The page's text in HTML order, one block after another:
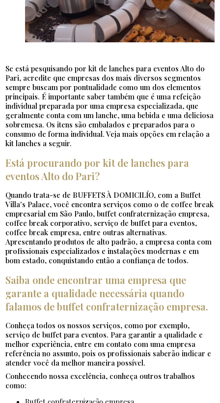
Se está pesquisando por kit de lanches para eventos Alto do
Pari, acredite que empresas dos mais diversos segmentos
sempre buscam por pontualidade como um dos elementos
principais. É importante saber também que é uma refeição
individual preparada por uma empresa especializada, que
geralmente conta com um lanche, uma bebida e uma deliciosa
sobremesa. Os itens são embalados e preparados para o
consumo de forma individual. Veja mais opções em relação a
kit lanches a seguir.
Está procurando por kit de lanches para
eventos Alto do Pari?
Quando trata-se de BUFFETS À DOMICILÍO, com a Buffet
Villa's Palace, você encontra serviços como o de coffee break
empresarial em São Paulo, buffet confraternização empresa,
coffee break corporativo, serviço de buffet para eventos,
coffee break empresa, entre outras alternativas.
Apresentando produtos de alto padrão, a empresa conta com
profissionais especializados e instalações modernas e em
bom estado, conquistando então a confiança de todos.
Saiba onde encontrar uma empresa que
garante a qualidade necessária quando
falamos de buffet confraternização empresa.
Conheça todos os nossos serviços, como por exemplo,
serviço de buffet para eventos. Para garantir a qualidade e
melhor experiência, entre em contato com uma empresa
referência no assunto, pois os profissionais saberão indicar e
atender você da melhor maneira possível.
Conhecendo nossa excelência, conheça outros trabalhos
como: